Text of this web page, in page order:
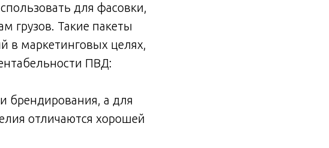
для фасовки,
грузов. Такие пакеты
в маркетинговых целях,
ПВД:
брендирования, а для
отличаются хорошей